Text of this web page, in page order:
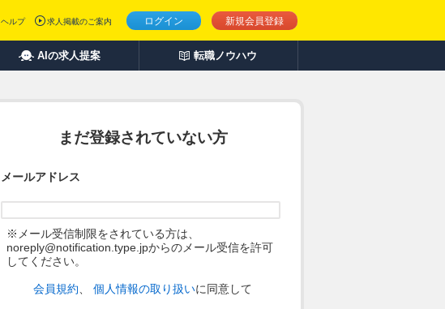
ログイン 新規会員登録
ヘルプ 求人掲載のご案内
AIの求人提案 転職ノウハウ
まだ登録されていない方
メールアドレス
※メール受信制限をされている方は、
noreply@notification.type.jpからのメール受信を許可
してください。
会員規約 個人情報の取り扱いに同意して